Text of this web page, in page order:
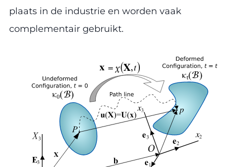
plaats in de industrie en worden vaak
complementair gebruikt.